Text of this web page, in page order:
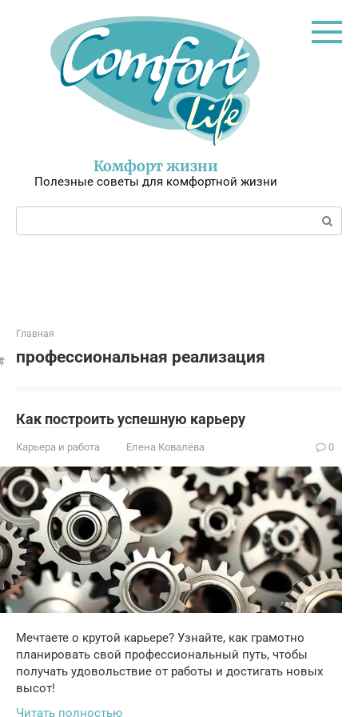
Комфорт жизни
Полезные советы для комфортной жизни
Поиск:
Главная
профессиональная реализация
Как построить успешную карьеру
Карьера и работа Елена Ковалёва 0
Мечтаете о крутой карьере? Узнайте, как грамотно
планировать свой профессиональный путь, чтобы
получать удовольствие от работы и достигать новых
высот!
Читать полностью